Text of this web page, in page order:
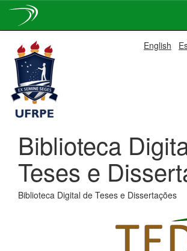
navigation
English
Biblioteca
Teses e
Biblioteca Digital de Teses e Dissertações